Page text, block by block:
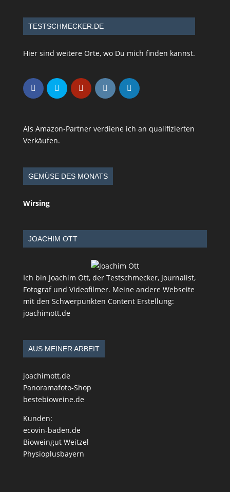
TESTSCHMECKER.DE
Hier sind weitere Orte, wo Du mich finden kannst.
Als Amazon-Partner verdiene ich an qualifizierten
Verkäufen.
GEMÜSE DES MONATS
Wirsing
JOACHIM OTT
Ich bin Joachim Ott, der Testschmecker, Journalist,
Fotograf und Videofilmer. Meine andere Webseite
mit den Schwerpunkten Content Erstellung:
joachimott.de
AUS MEINER ARBEIT
joachimott.de
Panoramafoto-Shop
bestebioweine.de
Kunden:
ecovin-baden.de
Bioweingut Weitzel
Physioplusbayern